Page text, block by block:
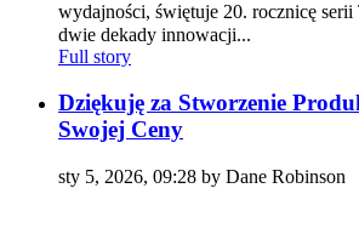
wydajności, świętuje 20. rocznicę
dwie dekady innowacji...
Full story
Dziękuję za Stworzenie
Swojej Ceny
sty 5, 2026, 09:28 by Dane Robinson